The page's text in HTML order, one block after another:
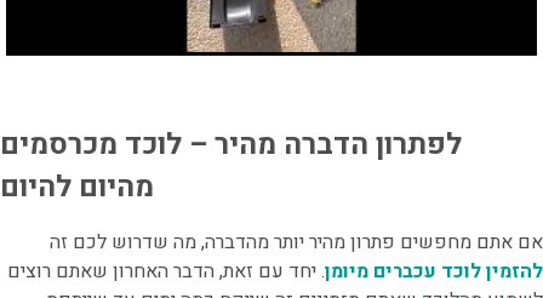
לפתרון הדברה מהיר – לוכד מכרסמים
מהיום להיום
אם אתם מחפשים פתרון מהיר יותר מהדברה, מה שדרוש לכם זה
להזמין לוכד עכברים מיומן. יחד עם זאת, הדבר האחרון שאתם רוצים